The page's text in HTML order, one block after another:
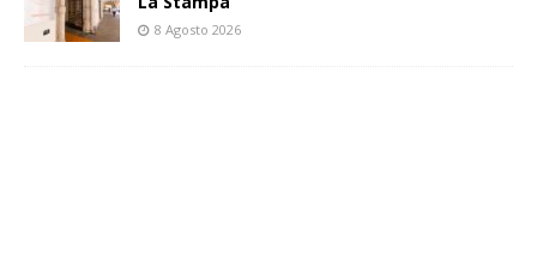
8 Agosto 2026